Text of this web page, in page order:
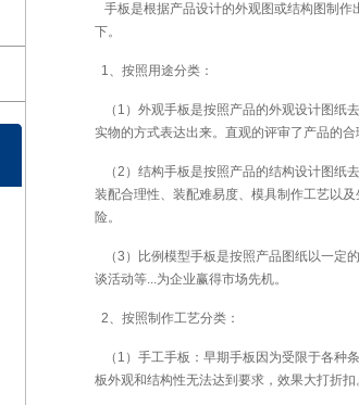
手板是根据产品设计的外观图或结构图制作
下。
1、按照用途分类：
（1）外观手板是按照产品的外观设计图纸
实物的方式表达出来。直观的评审了产品的
（2）结构手板是按照产品的结构设计图纸
装配合理性、装配难易度、模具制作工艺以
险。
（3）比例模型手板是按照产品图纸以一定
谈活动等...为企业赢得市场先机。
2、按照制作工艺分类：
（1）手工手板：早期手板因为受限于各种
板外观和结构性无法达到要求，效果大打折扣